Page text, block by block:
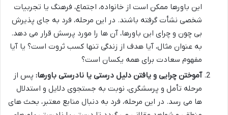
این باورها ممکن است از خانواده، اجتماع، فرهنگ یا تجربیات
شخصی نشأت گرفته باشند. در این مرحله، فرد به جای پذیرش
بی چون و چرای این باورها، آن ها را مورد پرسش قرار می دهد.
به عنوان مثال، آیا هدف از زندگی تنها کسب ثروت است؟ یا آیا
مفهوم سعادت برای همه یکسان است؟
آموختن چرایی و یافتن دلیل درستی یا نادرستی باورها: پس از
مرحله تأمل و پرسشگری، نوبت به جستجوی دلایل و استدلال
ها می رسد. در این مرحله، فرد به دنبال منابع معتبر، بحث های